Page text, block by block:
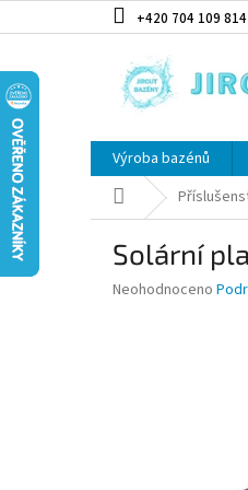
+420 704 109 814
Výroba bazénů
Domů
Solární
Průměrné
Neohodnoceno